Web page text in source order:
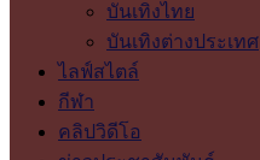
บันเทิงไทย
บันเทิงต่างประเทศ
ไลฟ์สไตล์
กีฬา
คลิปวิดีโอ